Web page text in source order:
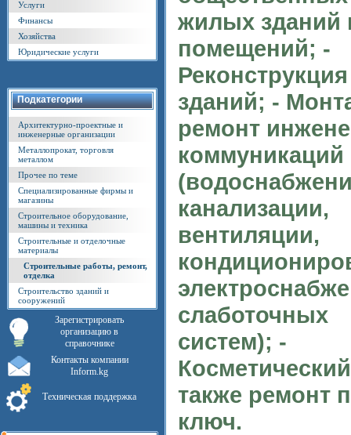
Услуги
Финансы
Хозяйства
Юридические услуги
Подкатегории
Архитектурно-проектные и
инженерные организации
Металлопрокат, торговля
металлом
Прочее по теме
Специализированные фирмы и
магазины
Строительное оборудование,
машины и техника
Строительные и отделочные
материалы
Строительные работы, ремонт,
отделка
Строительство зданий и
сооружений
Зарегистрировать
организацию в
справочнике
Контакты компании
Inform.kg
Техническая поддержка
жилых зданий
помещений; -
Реконструкция
зданий; -
ремонт
коммуникаций
канализации,
вентиляции,
слаботочных
систем); -
также ремонт
ключ.